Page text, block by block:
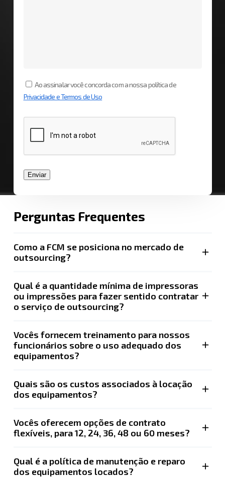
Ao assinalar você concorda com a nossa política de
Privacidade e Termos de Uso
Perguntas Frequentes
Como a FCM se posiciona no mercado de
outsourcing?
Qual é a quantidade mínima de impressoras
ou impressões para fazer sentido contratar
o serviço de outsourcing?
Vocês fornecem treinamento para nossos
funcionários sobre o uso adequado dos
equipamentos?
Quais são os custos associados à locação
dos equipamentos?
Vocês oferecem opções de contrato
flexíveis, para 12, 24, 36, 48 ou 60 meses?
Qual é a política de manutenção e reparo
dos equipamentos locados?